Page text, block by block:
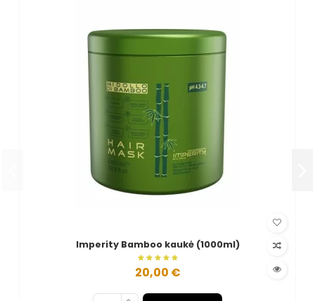
Imperity Bamboo kaukė (1000ml)
20,00 €